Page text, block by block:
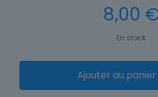
8,00
En stock
Ajouter au panier